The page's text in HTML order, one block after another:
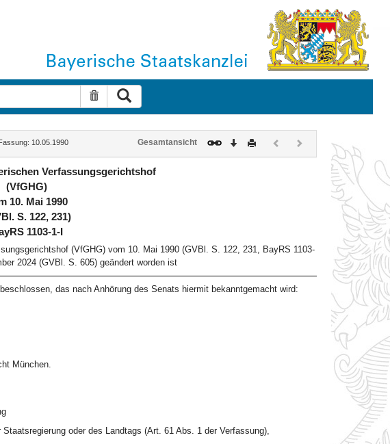
Suche zurücksetzen
10.05.1990 Gesamtansicht Download
DruckenVorherigesNächstes
Dokument
(inaktiv)
Verfassungsgerichtshof
(VfGHG)
10. Mai 1990
S. 122, 231)
1103-1-I
(VfGHG) vom 10. Mai 1990 (GVBl. S. 122, 231, BayRS 1103-
2024 (GVBl. S. 605) geändert worden ist
das nach Anhörung des Senats hiermit bekanntgemacht wird:
München.
oder des Landtags (Art. 61 Abs. 1 der Verfassung),